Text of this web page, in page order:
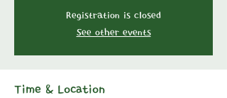
Registration is closed
See other events
Time & Location